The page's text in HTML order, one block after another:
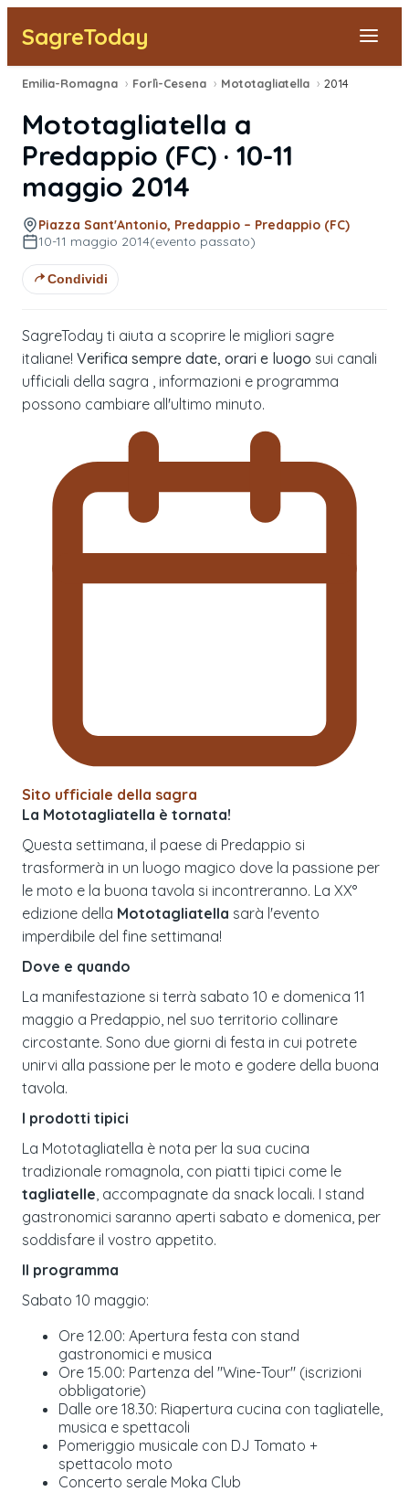
SagreToday
Segnala una sagra
Tutte le Sagre
Vicino a Me
Emilia-Romagna › Forlì-Cesena › Mototagliatella › 2014
Mototagliatella a
Predappio (FC) · 10-11
maggio 2014
Piazza Sant'Antonio, Predappio – Predappio (FC)
10-11 maggio 2014(evento passato)
Condividi
SagreToday ti aiuta a scoprire le migliori sagre
italiane! Verifica sempre date, orari e luogo sui canali
ufficiali della sagra , informazioni e programma
possono cambiare all'ultimo minuto.
Sito ufficiale della sagra
La Mototagliatella è tornata!
Questa settimana, il paese di Predappio si
trasformerà in un luogo magico dove la passione per
le moto e la buona tavola si incontreranno. La XX°
edizione della Mototagliatella sarà l'evento
imperdibile del fine settimana!
Dove e quando
La manifestazione si terrà sabato 10 e domenica 11
maggio a Predappio, nel suo territorio collinare
circostante. Sono due giorni di festa in cui potrete
unirvi alla passione per le moto e godere della buona
tavola.
I prodotti tipici
La Mototagliatella è nota per la sua cucina
tradizionale romagnola, con piatti tipici come le
tagliatelle , accompagnate da snack locali. I stand
gastronomici saranno aperti sabato e domenica, per
soddisfare il vostro appetito.
Il programma
Sabato 10 maggio:
Ore 12.00: Apertura festa con stand
gastronomici e musica
Ore 15.00: Partenza del "Wine-Tour" (iscrizioni
obbligatorie)
Dalle ore 18.30: Riapertura cucina con tagliatelle,
musica e spettacoli
Pomeriggio musicale con DJ Tomato +
spettacolo moto
Concerto serale Moka Club